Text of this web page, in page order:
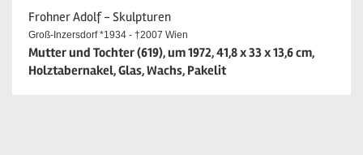
Frohner Adolf - Skulpturen
Groß-Inzersdorf *1934 - †2007 Wien
Mutter und Tochter (619), um 1972, 41,8 x 33 x 13,6 cm,
Holztabernakel, Glas, Wachs, Pakelit